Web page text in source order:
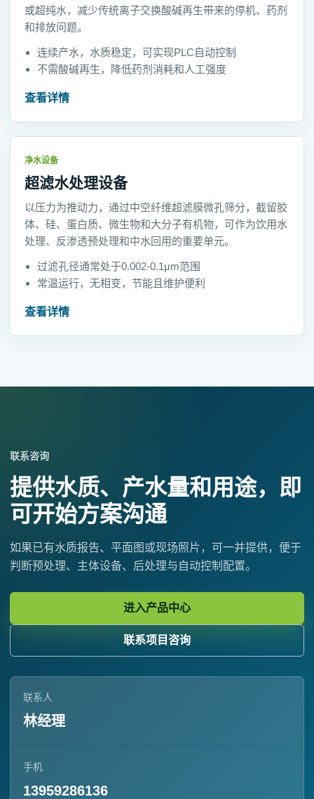
或超纯水，减少传统离子交换酸碱再生带来的停机、药剂
和排放问题。
连续产水，水质稳定，可实现PLC自动控制
不需酸碱再生，降低药剂消耗和人工强度
查看详情
净水设备
超滤水处理设备
以压力为推动力，通过中空纤维超滤膜微孔筛分，截留胶
体、硅、蛋白质、微生物和大分子有机物，可作为饮用水
处理、反渗透预处理和中水回用的重要单元。
过滤孔径通常处于0.002-0.1μm范围
常温运行，无相变，节能且维护便利
查看详情
联系咨询
提供水质、产水量和用途，即
可开始方案沟通
如果已有水质报告、平面图或现场照片，可一并提供，便于
判断预处理、主体设备、后处理与自动控制配置。
进入产品中心
联系项目咨询
联系人
林经理
手机
13959286136